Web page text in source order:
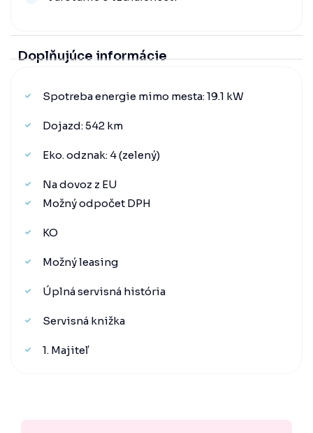
Doplňujúce informácie
Spotreba energie mimo mesta: 19.1 kW
Dojazd: 542 km
Eko. odznak: 4 (zelený)
Na dovoz z EU
Možný odpočet DPH
KO
Možný leasing
Úplná servisná história
Servisná knižka
1. Majiteľ